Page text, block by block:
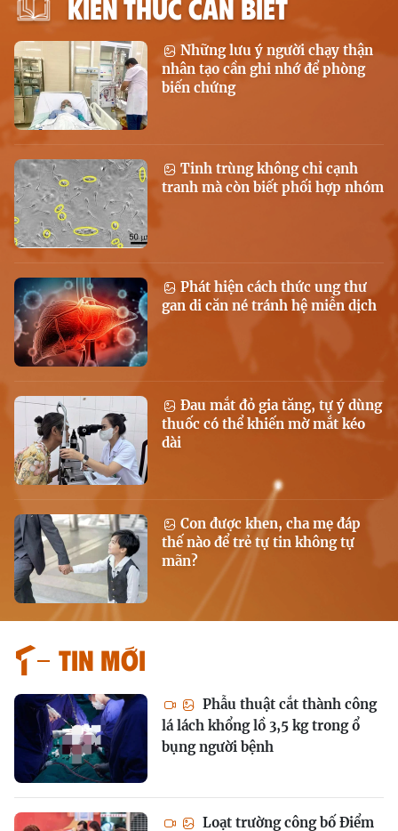
KIẾN THỨC CẦN BIẾT
Những lưu ý người chạy thận
nhân tạo cần ghi nhớ để phòng
biến chứng
Tinh trùng không chỉ cạnh
tranh mà còn biết phối hợp nhóm
Phát hiện cách thức ung thư
gan di căn né tránh hệ miễn dịch
Đau mắt đỏ gia tăng, tự ý dùng
thuốc có thể khiến mờ mắt kéo
dài
Con được khen, cha mẹ đáp
thế nào để trẻ tự tin không tự
mãn?
Tin mới
Phẫu thuật cắt thành công
lá lách khổng lồ 3,5 kg trong ổ
bụng người bệnh
Loạt trường công bố Điểm